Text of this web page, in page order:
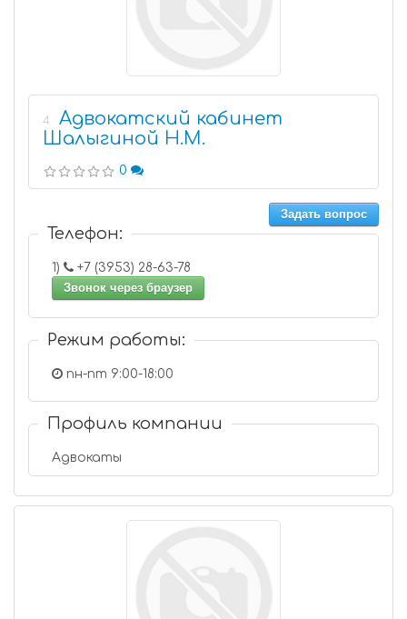
4
Адвокатский кабинет
Шалыгиной Н.М.
0
Задать вопрос
Телефон:
1)
+7 (3953) 28-63-78
Звонок через браузер
Режим работы:
пн-пт 9:00-18:00
Профиль компании
Адвокаты